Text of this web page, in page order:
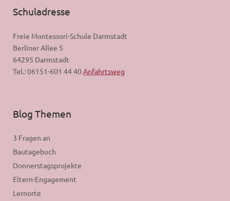
Schuladresse
Freie Montessori-Schule Darmstadt
Berliner Allee 5
64295 Darmstadt
Tel.: 06151-601 44 40Anfahrtsweg
Blog Themen
3 Fragen an
Bautagebuch
Donnerstagsprojekte
Eltern-Engagement
Lernorte